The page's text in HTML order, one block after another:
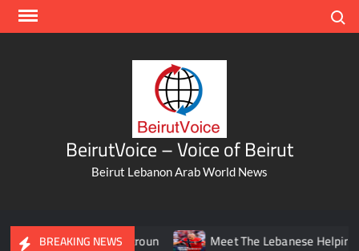
Skip
BeirutVoice – Voice of Beirut
Beirut Lebanon Arab World News
BREAKING NEWS
Beirut To Batroun Meet The Lebanese Helping